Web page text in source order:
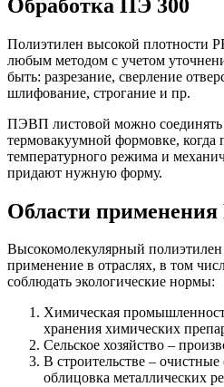
Обработка ПЭ 300
Полиэтилен высокой плотности
любым методом с учетом
быть: разрезание, сверление
шлифование, строгание и пр.
ПЭВП листовой можно соединять
термовакуумной формовке, когда
температурного режима и
придают нужную форму.
Области применения
Высокомолекулярный
применение в отраслях, в том
соблюдать экологические нормы:
Химическая
хранения химических
Сельское хозяйство –
В строительстве –
облицовка металлических